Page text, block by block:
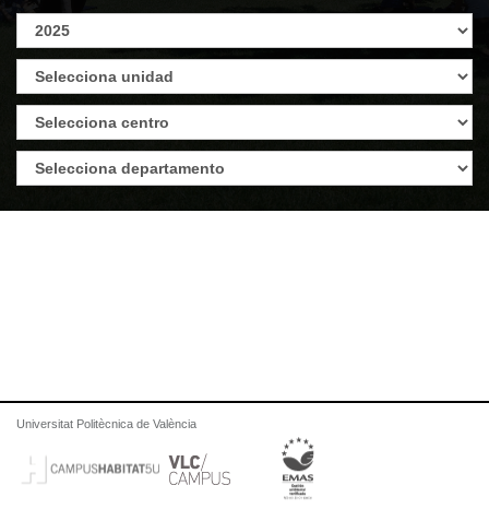
Universitat Politècnica de València